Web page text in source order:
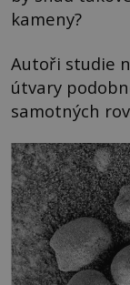
kameny?
Autoři studie
útvary
samotných